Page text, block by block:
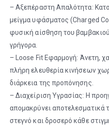
– Αξεπέραστη Απαλότητα:
μείγμα υφάσματος (Charged
φυσική αίσθηση του
γρήγορα.
– Loose Fit Εφαρμογή: Άνετη,
πλήρη ελευθερία κινήσεων
διάρκεια της προπόνησης.
– Διαχείριση Υγρασίας: Η
απομακρύνει αποτελεσματικά
στεγνό και δροσερό κάθε